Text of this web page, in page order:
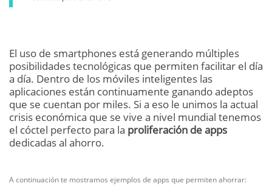
El uso de smartphones está generando múltiples
posibilidades tecnológicas que permiten facilitar el día
a día. Dentro de los móviles inteligentes las
aplicaciones están continuamente ganando adeptos
que se cuentan por miles. Si a eso le unimos la actual
crisis económica que se vive a nivel mundial tenemos
el cóctel perfecto para la proliferación de apps
dedicadas al ahorro.
A continuación te mostramos ejemplos de apps que permiten ahorrar: